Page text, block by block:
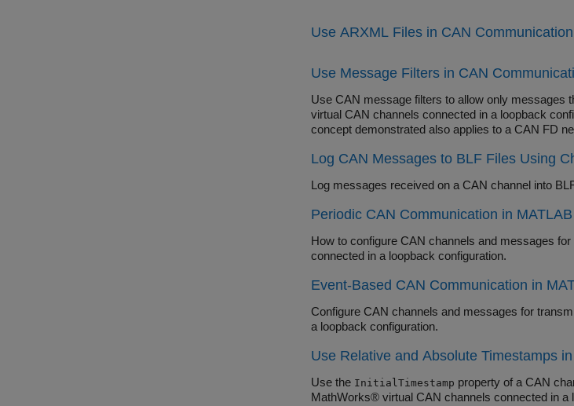
Use ARXML Files in CAN Communication
Use Message Filters in CAN
Use CAN message filters to allow only messages
virtual CAN channels connected in a loopback
concept demonstrated also applies to a CAN FD
Log CAN Messages to BLF Files Using
Log messages received on a CAN channel into
Periodic CAN Communication in MATLAB
How to configure CAN channels and messages
connected in a loopback configuration.
Event-Based CAN Communication in
Configure CAN channels and messages for
a loopback configuration.
Use Relative and Absolute Timestamps
Use the InitialTimestamp property of a CAN
MathWorks® virtual CAN channels connected in